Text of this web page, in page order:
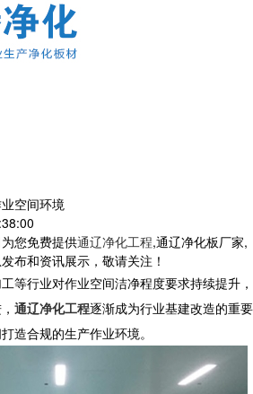
空间环境
您免费提供通辽净化工程,通辽净化板厂家,
布和资讯展示，敬请关注！
等行业对作业空间洁净程度要求持续提升，
通辽净化工程逐渐成为行业基建改造的重要
造合规的生产作业环境。